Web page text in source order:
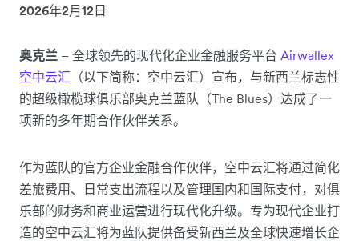
2026年2月12日
奥克兰 – 全球领先的现代化企业金融服务平台 Airwallex
空中云汇 （以下简称：空中云汇）宣布，与新西兰标志性
的超级橄榄球俱乐部奥克兰蓝队（The Blues）达成了一
项新的多年期合作伙伴关系。
作为蓝队的官方企业金融合作伙伴，空中云汇将通过简化
差旅费用、日常支出流程以及管理国内和国际支付，对俱
乐部的财务和商业运营进行现代化升级。专为现代企业打
造的空中云汇将为蓝队提供备受新西兰及全球快速增长企